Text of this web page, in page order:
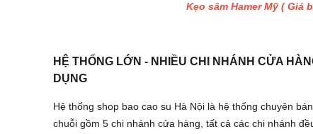
Kẹo sâm Hamer Mỹ ( Giá
HỆ THỐNG LỚN - NHIỀU CHI NHÁNH CỬA
DỤNG
Hệ thống shop bao cao su Hà Nội là hệ thống chuyên
chuỗi gồm 5 chi nhánh cửa hàng, tất cả các chi nhánh